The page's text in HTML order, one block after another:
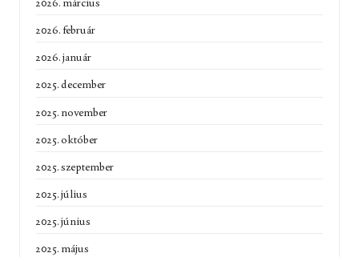
2026. február
2026. január
2025. december
2025. november
2025. október
2025. szeptember
2025. július
2025. június
2025. május